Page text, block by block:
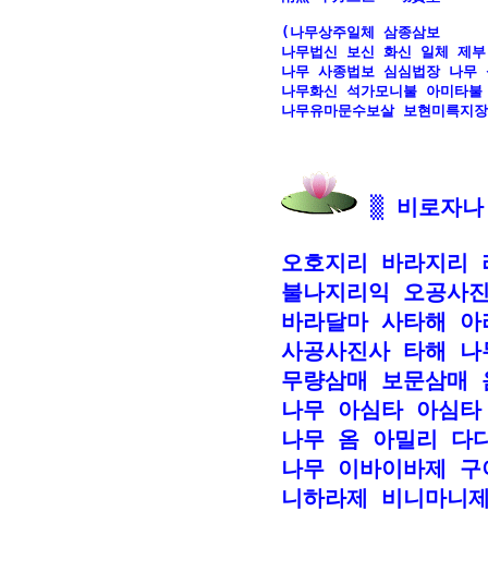
(나무상주일체 삼종삼보
나무법신 보신 화신 일체 제부
나무 사종법보 심심법장 나무
나무화신 석가모니불 아미타
나무유마문수보살 보현미륵지
▒ 비로자
오호지리 바라지리
불나지리익 오공사
바라달마 사타해
사공사진사 타해
무량삼매 보문삼매
나무 아심타 아심
나무 옴 아밀리 다
나무 이바이바제
니하라제 비니마니